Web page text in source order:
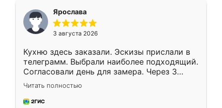
Ярослава
3 августа 2026
Кухню здесь заказали. Эскизы прислали в
телеграмм. Выбрали наиболее подходящий.
Согласовали день для замера. Через 3
недели кухня была уже готова. Остались
довольны работой. Спасибо Ренессанс
мебель за качественную работу!
Читать полностью